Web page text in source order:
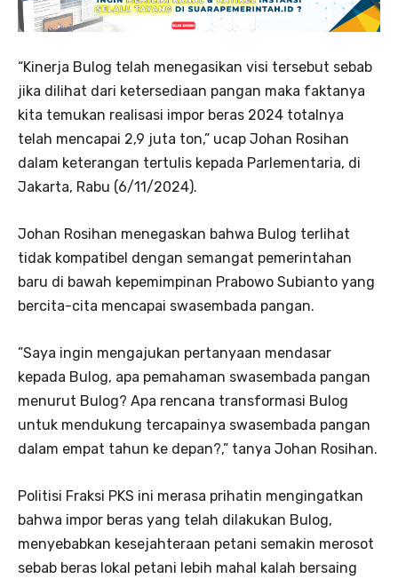
“Kinerja Bulog telah menegasikan visi tersebut sebab
jika dilihat dari ketersediaan pangan maka faktanya
kita temukan realisasi impor beras 2024 totalnya
telah mencapai 2,9 juta ton,” ucap Johan Rosihan
dalam keterangan tertulis kepada Parlementaria, di
Jakarta, Rabu (6/11/2024).
Johan Rosihan menegaskan bahwa Bulog terlihat
tidak kompatibel dengan semangat pemerintahan
baru di bawah kepemimpinan Prabowo Subianto yang
bercita-cita mencapai swasembada pangan.
”Saya ingin mengajukan pertanyaan mendasar
kepada Bulog, apa pemahaman swasembada pangan
menurut Bulog? Apa rencana transformasi Bulog
untuk mendukung tercapainya swasembada pangan
dalam empat tahun ke depan?,” tanya Johan Rosihan.
Politisi Fraksi PKS ini merasa prihatin mengingatkan
bahwa impor beras yang telah dilakukan Bulog,
menyebabkan kesejahteraan petani semakin merosot
sebab beras lokal petani lebih mahal kalah bersaing